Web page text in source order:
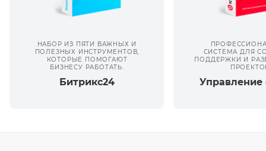
НАБОР ИЗ ПЯТИ ВАЖНЫХ И
ПОЛЕЗНЫХ ИНСТРУМЕНТОВ,
КОТОРЫЕ ПОМОГАЮТ
БИЗНЕСУ РАБОТАТЬ.
Битрикс24
СИСТЕМА ДЛЯ
ПОДДЕРЖКИ И
Управление